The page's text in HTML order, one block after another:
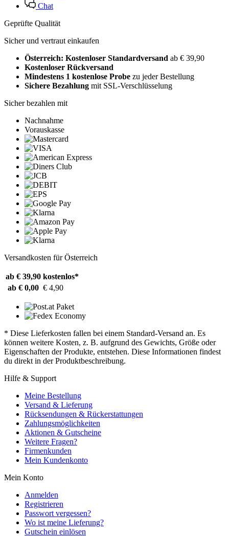
Chat
Geprüfte Qualität
Sicher und vertraut einkaufen
Österreich: Kostenloser Standardversand ab € 39,90
Kostenloser Rückversand
Mindestens 1 kostenlose Probe zu jeder Bestellung
Sichere Bezahlung mit SSL-Verschlüsselung
Sicher bezahlen mit
Nachnahme
Vorauskasse
Versandkosten für Österreich
ab € 39,90 kostenlos*
ab € 0,00 € 4,90
* Diese Lieferkosten fallen bei einem Standard-Versand an. Es
können weitere Kosten, z. B. aufgrund des Gewichts, Größe oder
Eigenschaften der Produkte, entstehen. Diese Informationen findest
du direkt in der Produktbeschreibung.
Hilfe & Support
Meine Bestellung
Versand & Lieferung
Rücksendungen & Rückerstattungen
Zahlungsmöglichkeiten
Aktionen & Gutscheine
Weitere Fragen?
Firmenkunden
Mein Kundenkonto
Mein Konto
Anmelden
Registrieren
Passwort vergessen?
Wo ist meine Lieferung?
Gutschein einlösen